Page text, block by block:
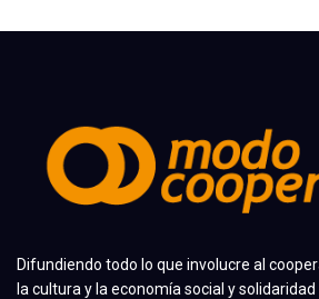
Difundiendo todo lo que involucre al
la cultura y la economía social y solidaridad